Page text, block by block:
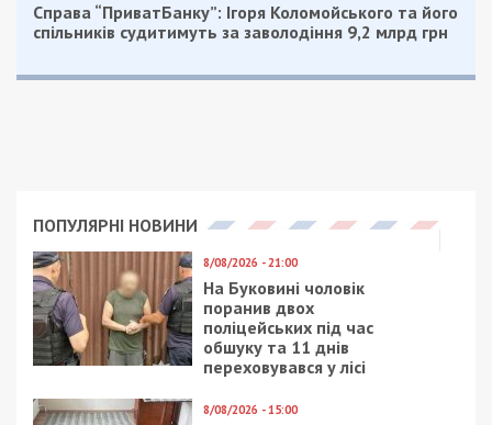
Справа “ПриватБанку”: Ігоря Коломойського та його
спільників судитимуть за заволодіння 9,2 млрд грн
ПОПУЛЯРНІ НОВИНИ
8/08/2026 - 21:00
На Буковині чоловік
поранив двох
поліцейських під час
обшуку та 11 днів
переховувався у лісі
8/08/2026 - 15:00